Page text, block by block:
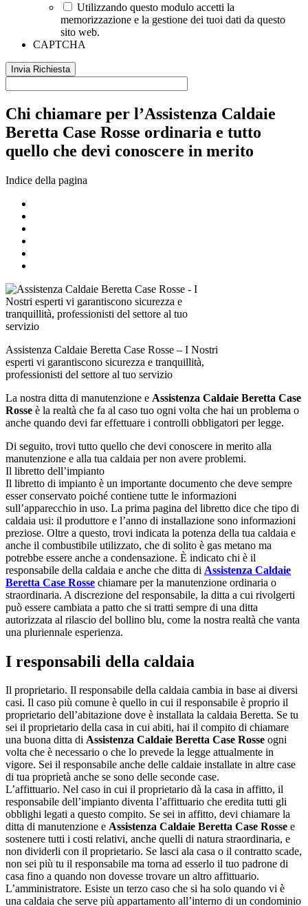
Utilizzando questo modulo accetti la
memorizzazione e la gestione dei tuoi dati da questo
sito web.
CAPTCHA
Chi chiamare per l’Assistenza Caldaie
Beretta Case Rosse ordinaria e tutto
quello che devi conoscere in merito
Indice della pagina
Assistenza Caldaie Beretta Case Rosse – I Nostri
esperti vi garantiscono sicurezza e tranquillità,
professionisti del settore al tuo servizio
La nostra ditta di manutenzione e Assistenza Caldaie Beretta Case
Rosse è la realtà che fa al caso tuo ogni volta che hai un problema o
anche quando devi far effettuare i controlli obbligatori per legge.
Di seguito, trovi tutto quello che devi conoscere in merito alla
manutenzione e alla tua caldaia per non avere problemi.
Il libretto dell’impianto
Il libretto di impianto è un importante documento che deve sempre
esser conservato poiché contiene tutte le informazioni
sull’apparecchio in uso. La prima pagina del libretto dice che tipo di
caldaia usi: il produttore e l’anno di installazione sono informazioni
preziose. Oltre a questo, trovi indicata la potenza della tua caldaia e
anche il combustibile utilizzato, che di solito è gas metano ma
potrebbe essere anche a condensazione. È indicato chi è il
responsabile della caldaia e anche che ditta di Assistenza Caldaie
Beretta Case Rosse chiamare per la manutenzione ordinaria o
straordinaria. A discrezione del responsabile, la ditta a cui rivolgerti
può essere cambiata a patto che si tratti sempre di una ditta
autorizzata al rilascio del bollino blu, come la nostra realtà che vanta
una pluriennale esperienza.
I responsabili della caldaia
Il proprietario. Il responsabile della caldaia cambia in base ai diversi
casi. Il caso più comune è quello in cui il responsabile è proprio il
proprietario dell’abitazione dove è installata la caldaia Beretta. Se tu
sei il proprietario della casa in cui abiti, hai il compito di chiamare
una buona ditta di Assistenza Caldaie Beretta Case Rosse ogni
volta che è necessario o che lo prevede la legge attualmente in
vigore. Sei il responsabile anche delle caldaie installate in altre case
di tua proprietà anche se sono delle seconde case.
L’affittuario. Nel caso in cui il proprietario dà la casa in affitto, il
responsabile dell’impianto diventa l’affittuario che eredita tutti gli
obblighi legati a questo compito. Se sei in affitto, devi chiamare la
ditta di manutenzione e Assistenza Caldaie Beretta Case Rosse e
sostenere tutti i costi relativi, anche quelli di natura straordinaria, e
non dividerli con il proprietario. Se lasci ala casa o il contratto scade,
non sei più tu il responsabile ma torna ad esserlo il tuo padrone di
casa fino a quando non dovesse trovare un altro affittuario.
L’amministratore. Esiste un terzo caso che si ha solo quando vi è
una caldaia che serve più appartamento all’interno di un condominio